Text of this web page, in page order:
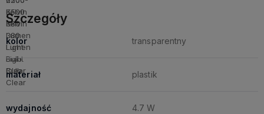
Szczegóły
kolor transparentny
materiał plastik
wydajność 4.7 W